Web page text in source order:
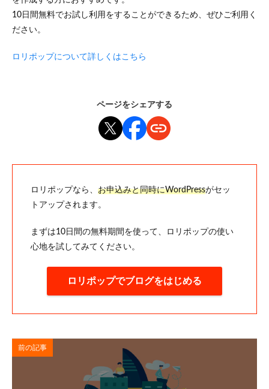
10日間無料でお試し利用をすることができるため、ぜひご利用く
ださい。
ロリポップについて詳しくはこちら
ページをシェアする
ロリポップなら、 お申込みと同時にWordPressがセッ
トアップされます。
まずは10日間の無料期間を使って、ロリポップの使い
心地を試してみてください。
ロリポップでブログをはじめる
前の記事